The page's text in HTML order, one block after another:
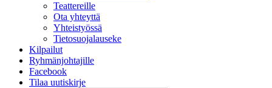
Teattereille
Ota yhteyttä
Yhteistyössä
Tietosuojalauseke
Kilpailut
Ryhmänjohtajille
Facebook
Tilaa uutiskirje